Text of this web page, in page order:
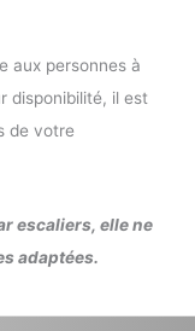
aux personnes à
disponibilité, il est
de votre
escaliers, elle ne
adaptées.